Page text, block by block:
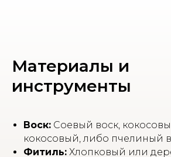
Материалы и
инструменты
Воск: Соевый воск,
кокосовый, либо пчелиный
Фитиль: Хлопковый или